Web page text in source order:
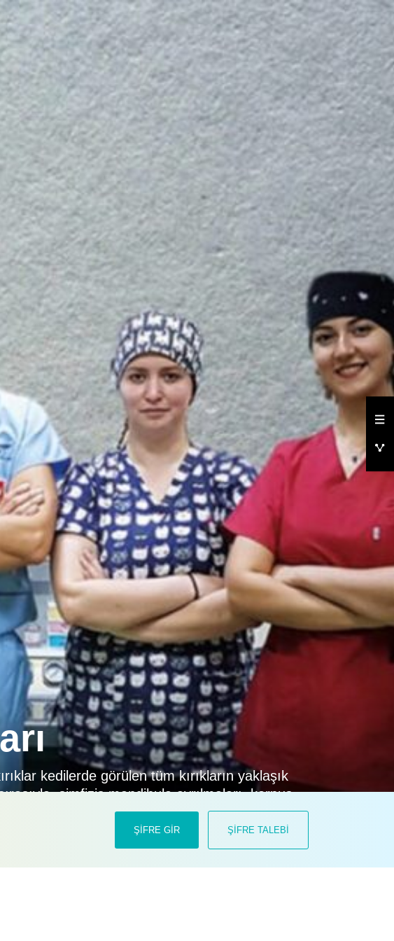
kedilerde görülen tüm kırıkların yaklaşık
simfizis mandibula ayrılmaları, korpus
Mandibula kırıkları çoğunlukla trafik
çene […]
ŞİFRE GİR ŞİFRE TALEBİ